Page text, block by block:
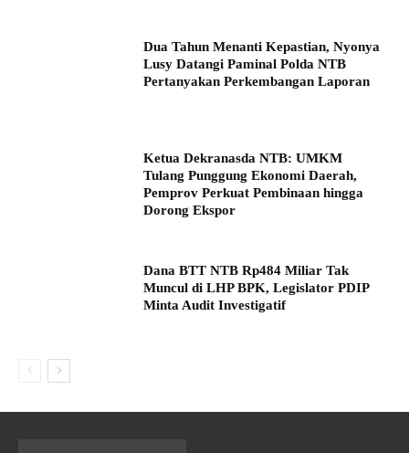
Dua Tahun Menanti Kepastian, Nyonya
Lusy Datangi Paminal Polda NTB
Pertanyakan Perkembangan Laporan
Ketua Dekranasda NTB: UMKM
Tulang Punggung Ekonomi Daerah,
Pemprov Perkuat Pembinaan hingga
Dorong Ekspor
Dana BTT NTB Rp484 Miliar Tak
Muncul di LHP BPK, Legislator PDIP
Minta Audit Investigatif